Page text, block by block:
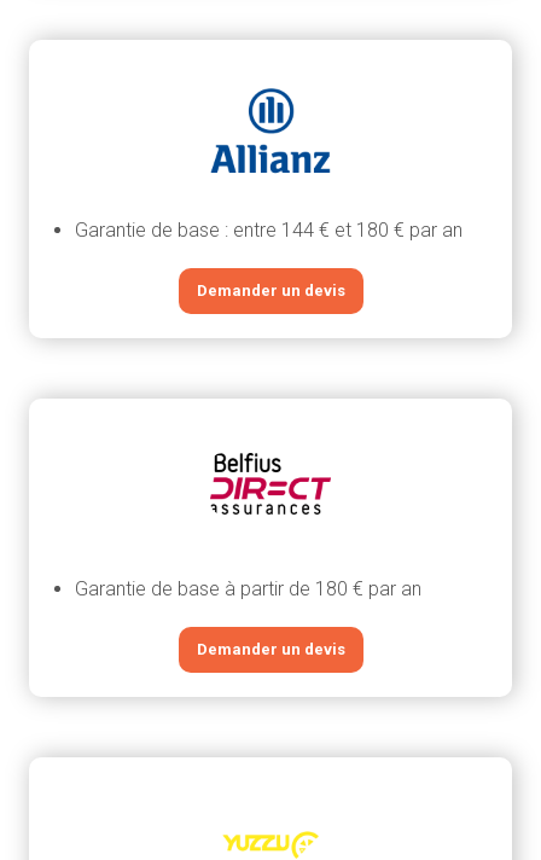
Garantie de base : entre 144 € et 180 € par an
Demander un devis
Garantie de base à partir de 180 € par an
Demander un devis